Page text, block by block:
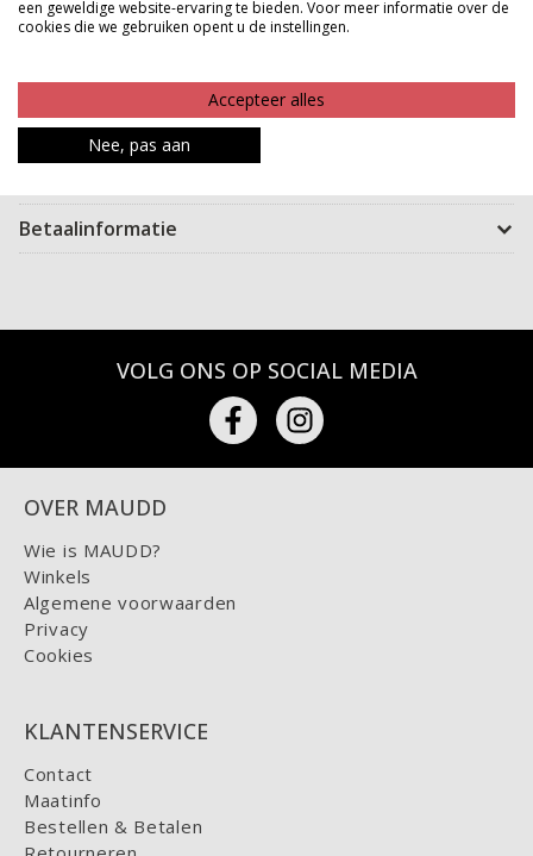
uitstraling is dit de ideale basic. De longtop heeft een
en valt lang genoeg om als jurk gedragen te worden.
Geweldig toch?!
Betaalinformatie
VOLG ONS OP SOCIAL MEDIA
OVER MAUDD
Wie is MAUDD?
Winkels
Algemene voorwaarden
Privacy
Cookies
KLANTENSERVICE
Contact
Maatinfo
Bestellen & Betalen
een geweldige website-ervaring te bieden. Voor meer informatie over de
cookies die we gebruiken opent u de instellingen.
Accepteer alles
Nee, pas aan